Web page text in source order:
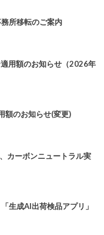
所移転のご案内
用額のお知らせ（2026年
のお知らせ(変更)
カーボンニュートラル実
生成AI出荷検品アプリ」